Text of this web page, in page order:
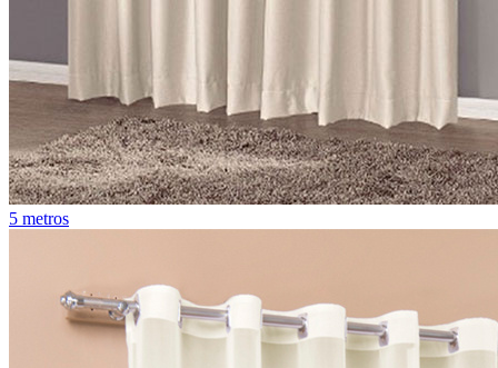
5 metros